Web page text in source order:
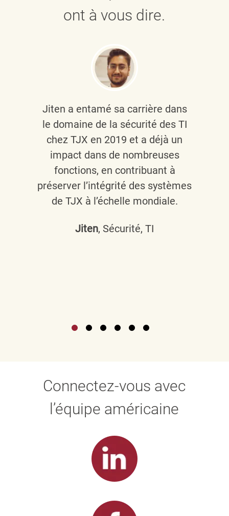
ont à vous dire.
Jiten a entamé sa carrière dans
le domaine de la sécurité des TI
chez TJX en 2019 et a déjà un
impact dans de nombreuses
fonctions, en contribuant à
préserver l’intégrité des systèmes
de TJX à l’échelle mondiale.
Jiten, Sécurité, TI
Connectez-vous avec
l’équipe américaine